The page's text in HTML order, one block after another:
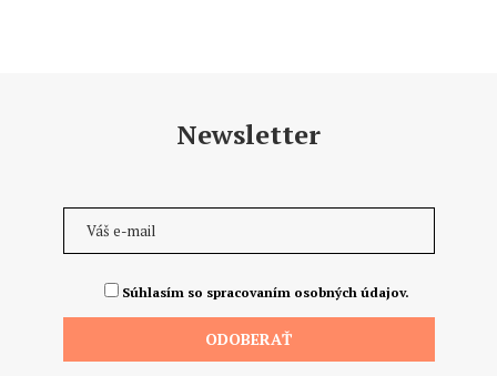
Newsletter
Súhlasím so spracovaním osobných údajov.